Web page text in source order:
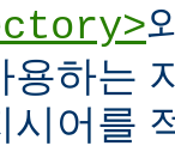
용하는
시어를